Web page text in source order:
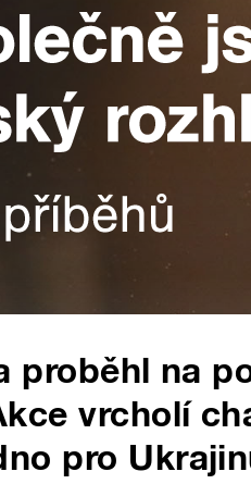
proběhl na
vrcholí
pro